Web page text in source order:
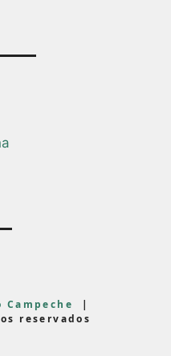
Campeche
|
reservados